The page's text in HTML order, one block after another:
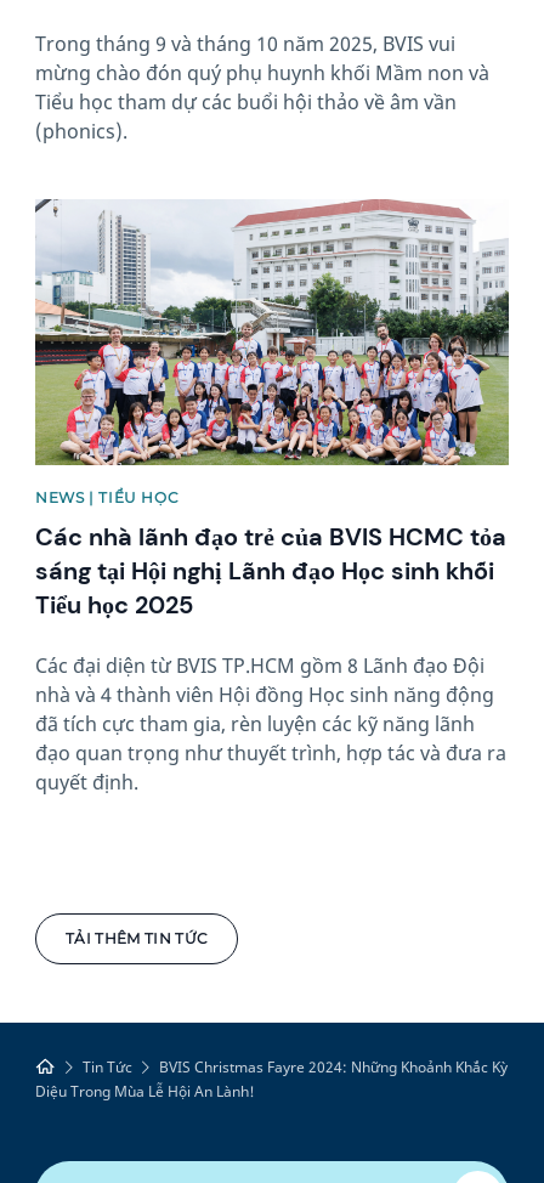
TẢI THÊM TIN TỨC
Trong tháng 9 và tháng 10 năm 2025, BVIS vui
mừng chào đón quý phụ huynh khối Mầm non và
Tiểu học tham dự các buổi hội thảo về âm vần
(phonics).
News image
NEWS | TIỂU HỌC
Các nhà lãnh đạo trẻ của BVIS HCMC tỏa
sáng tại Hội nghị Lãnh đạo Học sinh khối
Tiểu học 2025
Các đại diện từ BVIS TP.HCM gồm 8 Lãnh đạo Đội
nhà và 4 thành viên Hội đồng Học sinh năng động
đã tích cực tham gia, rèn luyện các kỹ năng lãnh
đạo quan trọng như thuyết trình, hợp tác và đưa ra
quyết định.
Tin Tức
BVIS Christmas Fayre 2024: Những Khoảnh Khắc Kỳ
Diệu Trong Mùa Lễ Hội An Lành!